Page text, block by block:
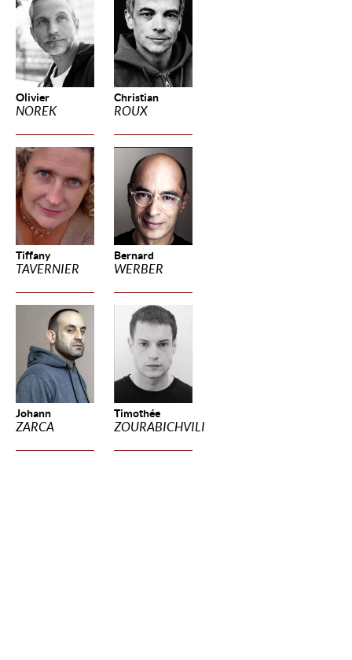
Olivier
NOREK
Christian
ROUX
Tiffany
TAVERNIER
Bernard
WERBER
Johann
ZARCA
Timothée
ZOURABICHVILI